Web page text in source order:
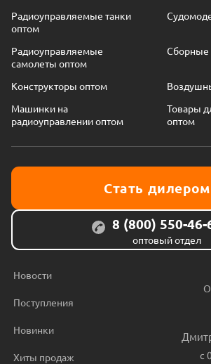
Радиоуправляемые танки
оптом
Радиоуправляемые
самолеты оптом
Сборные
Конструкторы оптом
Машинки на
радиоуправлении оптом
Товары
оптом
Стать дилером
8 (800) 550-46-
оптовый отдел
Новости
Поступления
Новинки
Хиты продаж
с